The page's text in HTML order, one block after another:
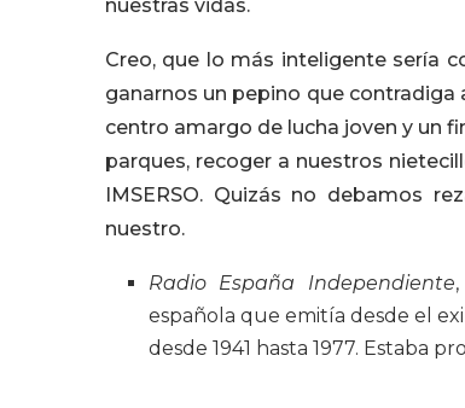
nuestras vidas.
Creo, que lo más inteligente sería
ganarnos un pepino que contradiga
centro amargo de lucha joven y un
parques, recoger a nuestros
IMSERSO. Quizás no debamos
nuestro.
Radio España Independiente
española que emitía desde el
desde 1941 hasta 1977. Estaba